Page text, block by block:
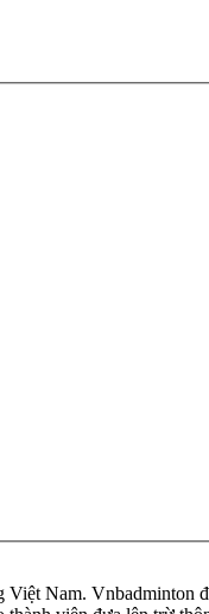
Nam. Vnbadminton